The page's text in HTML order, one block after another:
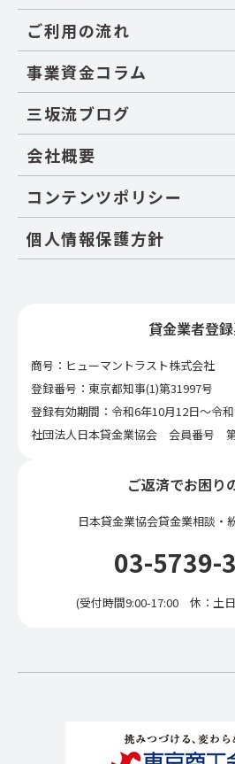
貸金業者登
商号：ヒューマントラスト株式会社
登録番号：東京都知事(1)第31997号
登録有効期間：令和6年10月12日〜令
社団法人日本貸金業協会 会員番号
ご返済でお困り
日本貸金業協会貸金業相談・
03-5739-
(受付時間9:00-17:00 休：土
ご利用の流れ
事業資金コラム
三坂流ブログ
会社概要
コンテンツポリシー
個人情報保護方針